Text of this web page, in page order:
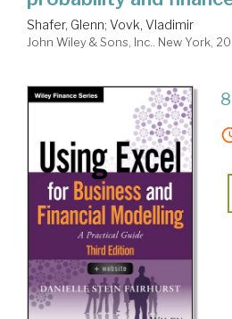
Shafer, Glenn; Vovk, Vladimir
John Wiley & Sons, Inc.. New York,